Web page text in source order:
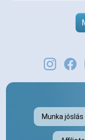
Munka jóslás